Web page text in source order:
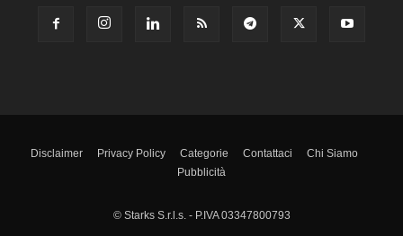
Disclaimer Privacy Policy Categorie Contattaci
Chi Siamo
Pubblicità
© Starks S.r.l.s. - P.IVA 03347800793